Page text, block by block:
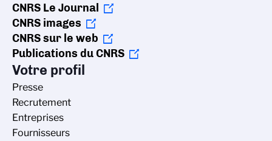
CNRS Le Journal
CNRS images
CNRS sur le web
Publications du CNRS
Votre profil
Presse
Recrutement
Entreprises
Fournisseurs